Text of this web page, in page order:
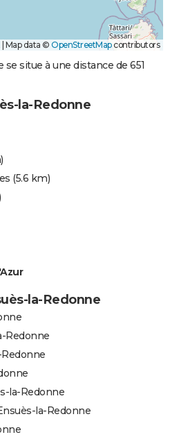
Map data © OpenStreetMapcontributors
situe à une distance de 651
la-Redonne
(5.6 km)
la-Redonne
Redonne
la-Redonne
la-Redonne